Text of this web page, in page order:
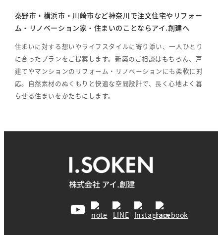
秦野市・横浜市・川崎市など神奈川で注文住宅やリフォー
ム・リノベーション家・住まいのことならアイ.創建へ
住まいに対する想いやライフスタイルに寄り添い、一人ひとり
に合ったプランをご提案します。新築のご相談はもちろん、戸
建てやマンションのリフォーム・リノベーションにも柔軟に対
応。自然素材のぬくもりと快適な空間設計で、長く心地よく暮
らせる住まいをかたちにします。